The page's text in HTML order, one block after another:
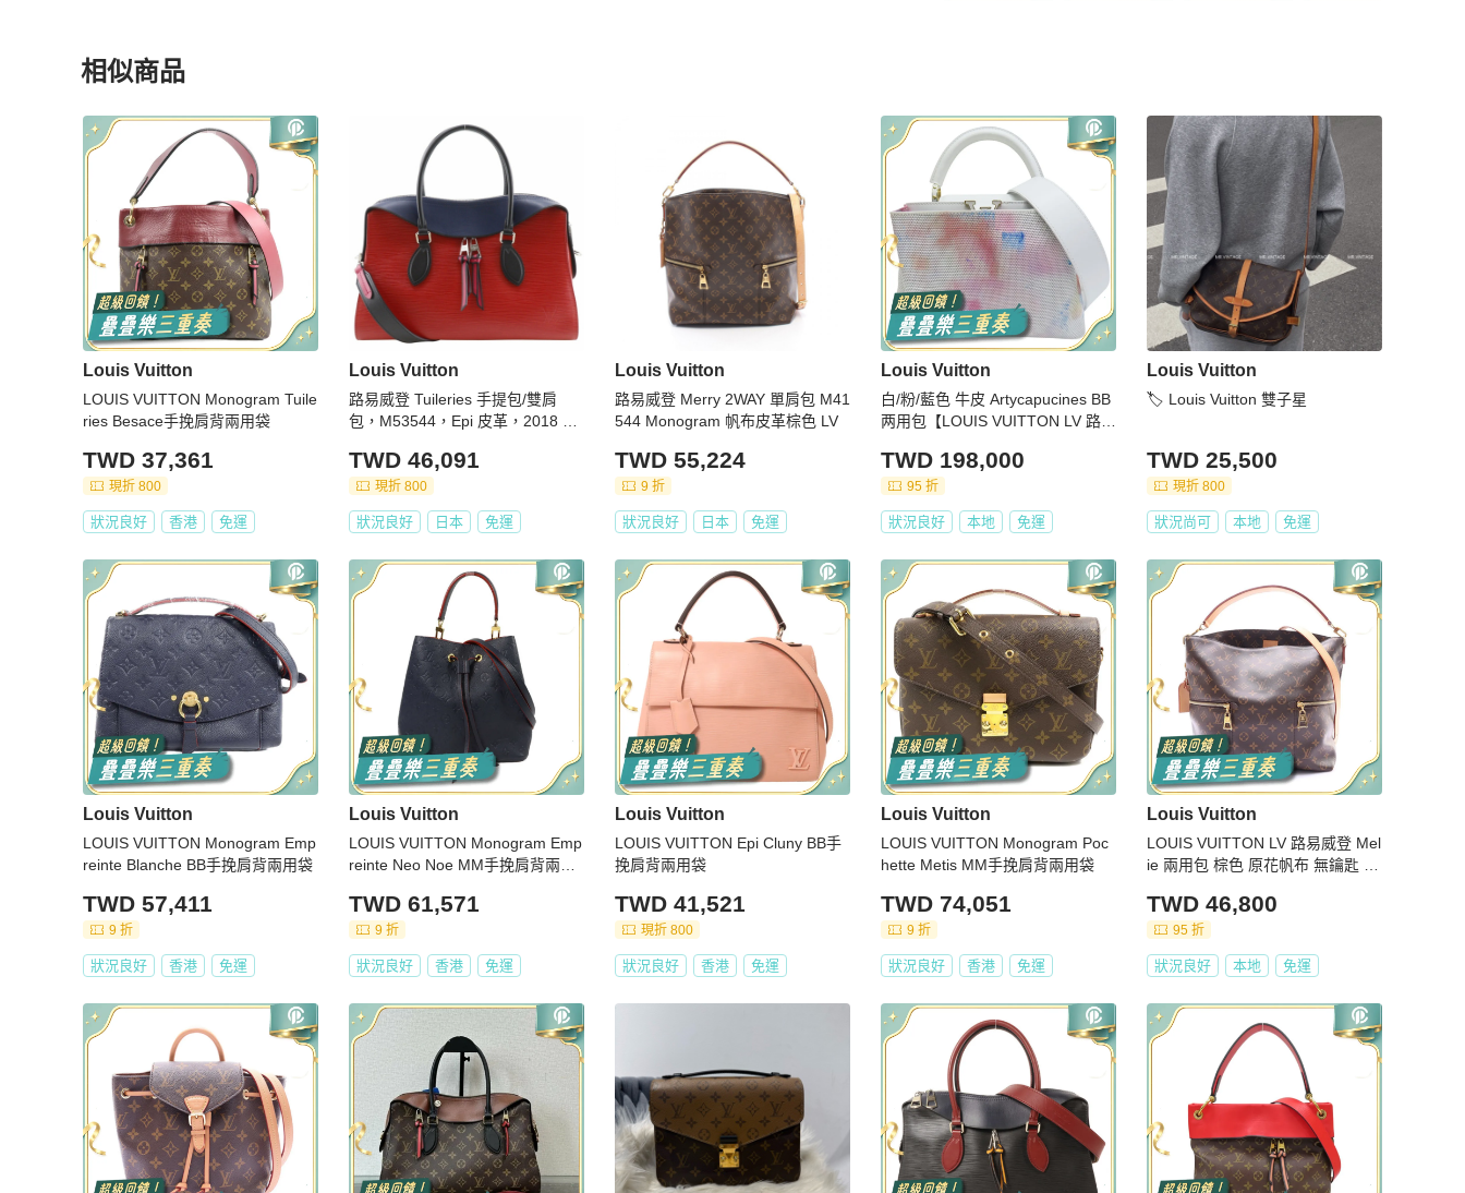
相似商品
更多相似Louis Vuitton女包推薦精品
Louis Vuitton
LOUIS VUITTON Monogram Tuile
ries Besace手挽肩背兩用袋
TWD 37,361
現折 800
狀況良好 香港 免運
Louis Vuitton
路易威登 Tuileries 手提包/雙肩
包，M53544，Epi 皮革，2018 年
包，A5 容量，雙拉鍊，女士款
TWD 46,091
現折 800
狀況良好 日本 免運
Louis Vuitton
路易威登 Merry 2WAY 單肩包 M41
544 Monogram 帆布皮革棕色 LV
TWD 55,224
9 折
狀況良好 日本 免運
Louis Vuitton
白/粉/藍色 牛皮 Artycapucines BB
两用包【LOUIS VUITTON LV 路易
TWD 198,000
95 折
狀況良好 本地 免運
Louis Vuitton
🏷️ Louis Vuitton 雙子星
TWD 25,500
現折 800
狀況尚可 本地 免運
Louis Vuitton
LOUIS VUITTON Monogram Emp
reinte Blanche BB手挽肩背兩用袋
TWD 57,411
9 折
狀況良好 香港 免運
Louis Vuitton
LOUIS VUITTON Monogram Emp
reinte Neo Noe MM手挽肩背兩用
TWD 61,571
9 折
狀況良好 香港 免運
Louis Vuitton
LOUIS VUITTON Epi Cluny BB手
挽肩背兩用袋
TWD 41,521
現折 800
狀況良好 香港 免運
Louis Vuitton
LOUIS VUITTON Monogram Poc
hette Metis MM手挽肩背兩用袋
TWD 74,051
9 折
狀況良好 香港 免運
Louis Vuitton
LOUIS VUITTON LV 路易威登 Mel
ie 兩用包 棕色 原花帆布 無鑰匙 M
TWD 46,800
95 折
狀況良好 本地 免運